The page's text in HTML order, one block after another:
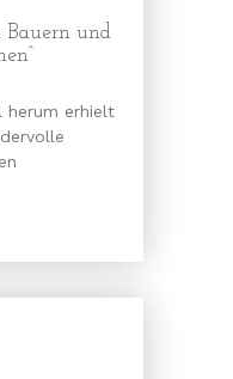
Bauern und
herum erhielt